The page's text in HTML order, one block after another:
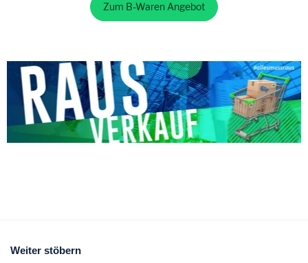
Zum B-Waren Angebot
Weiter stöbern